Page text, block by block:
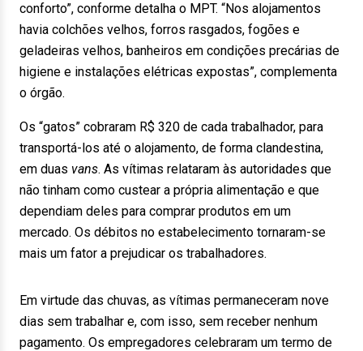
conforto”, conforme detalha o MPT. “Nos alojamentos
havia colchões velhos, forros rasgados, fogões e
geladeiras velhos, banheiros em condições precárias de
higiene e instalações elétricas expostas”, complementa
o órgão.
Os “gatos” cobraram R$ 320 de cada trabalhador, para
transportá-los até o alojamento, de forma clandestina,
em duas vans. As vítimas relataram às autoridades que
não tinham como custear a própria alimentação e que
dependiam deles para comprar produtos em um
mercado. Os débitos no estabelecimento tornaram-se
mais um fator a prejudicar os trabalhadores.
Em virtude das chuvas, as vítimas permaneceram nove
dias sem trabalhar e, com isso, sem receber nenhum
pagamento. Os empregadores celebraram um termo de